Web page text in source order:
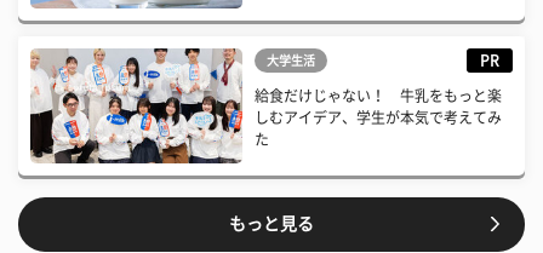
大学生活 PR
給食だけじゃない！ 牛乳をもっと楽
しむアイデア、学生が本気で考えてみ
た
もっと見る